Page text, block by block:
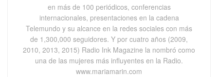
en más de 100 periódicos, conferencias
internacionales, presentaciones en la cadena
Telemundo y su alcance en la redes sociales con más
de 1,300,000 seguidores. Y por cuatro años (2009,
2010, 2013, 2015) Radio Ink Magazine la nombró como
una de las mujeres más influyentes en la Radio.
www.mariamarin.com